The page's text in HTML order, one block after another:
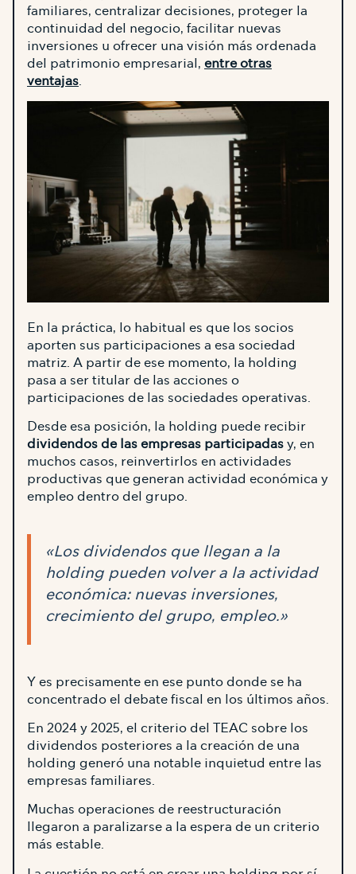
familiares, centralizar decisiones, proteger la
continuidad del negocio, facilitar nuevas
inversiones u ofrecer una visión más ordenada
del patrimonio empresarial, entre otras
ventajas.
En la práctica, lo habitual es que los socios
aporten sus participaciones a esa sociedad
matriz. A partir de ese momento, la holding
pasa a ser titular de las acciones o
participaciones de las sociedades operativas.
Desde esa posición, la holding puede recibir
dividendos de las empresas participadasy, en
muchos casos, reinvertirlos en actividades
productivas que generan actividad económica y
empleo dentro del grupo.
«Los dividendos que llegan a la
holding pueden volver a la actividad
económica: nuevas inversiones,
crecimiento del grupo, empleo.»
Y es precisamente en ese punto donde se ha
concentrado el debate fiscal en los últimos años.
En 2024 y 2025, el criterio del TEAC sobre los
dividendos posteriores a la creación de una
holding generó una notable inquietud entre las
empresas familiares.
Muchas operaciones de reestructuración
llegaron a paralizarse a la espera de un criterio
más estable.